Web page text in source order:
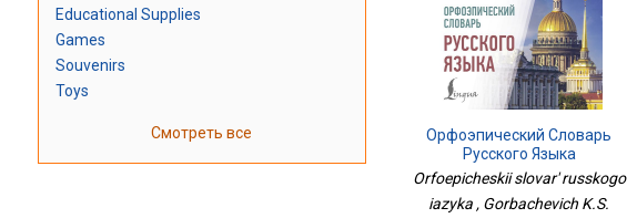
Educational Supplies
Games
Souvenirs
Toys
Смотреть все
Орфоэпический Словарь
Русского Языка
Orfoepicheskii slovar' russkogo
iazyka , Gorbachevich K.S.